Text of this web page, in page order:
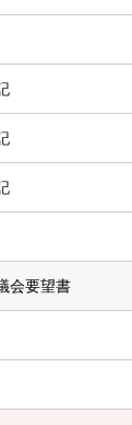
会要望書